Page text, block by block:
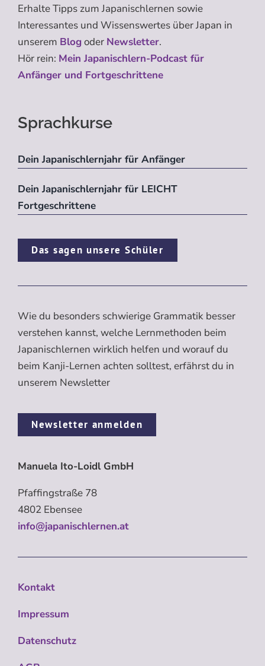
Erhalte Tipps zum Japanischlernen sowie
Interessantes und Wissenswertes über Japan in
unserem Blogoder Newsletter.
Hör rein: Mein Japanischlern-Podcast für
Anfänger und Fortgeschrittene
Sprachkurse
Dein Japanischlernjahr für Anfänger
Dein Japanischlernjahr für LEICHT
Fortgeschrittene
Das sagen unsere Schüler
Wie du besonders schwierige Grammatik besser
verstehen kannst, welche Lernmethoden beim
Japanischlernen wirklich helfen und worauf du
beim Kanji-Lernen achten solltest, erfährst du in
unserem Newsletter
Newsletter anmelden
Manuela Ito-Loidl GmbH
Pfaffingstraße 78
4802 Ebensee
info@japanischlernen.at
Kontakt
Impressum
Datenschutz